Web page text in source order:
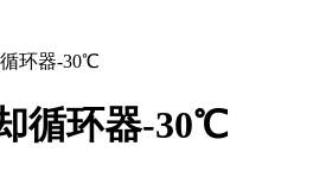
循环器-30℃